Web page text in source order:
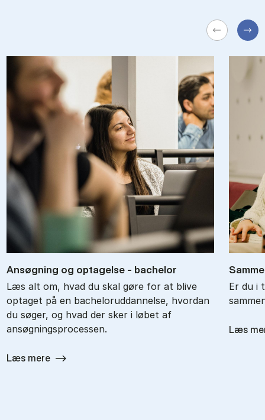
An­søg­ning og op­ta­gel­se - ba­chel­or
Læs alt om, hvad du skal gøre for at blive
optaget på en bacheloruddannelse, hvordan
du søger, og hvad der sker i løbet af
ansøgningsprocessen.
Læs mere
Er du i
Læs